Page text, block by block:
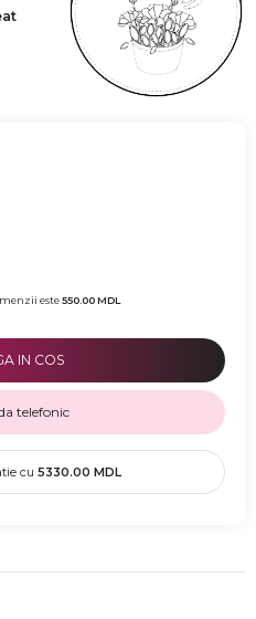
este550.00MDL
IN COS
telefonic
cu 5330.00 MDL